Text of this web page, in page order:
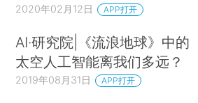
2020年02月12日 APP打开
AI·研究院|《流浪地球》中的
太空人工智能离我们多远？
2019年08月31日 APP打开